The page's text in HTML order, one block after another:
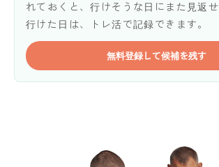
れておくと、行けそうな日にまた見返
行けた日は、トレ活で記録できます。
無料登録して候補を残す